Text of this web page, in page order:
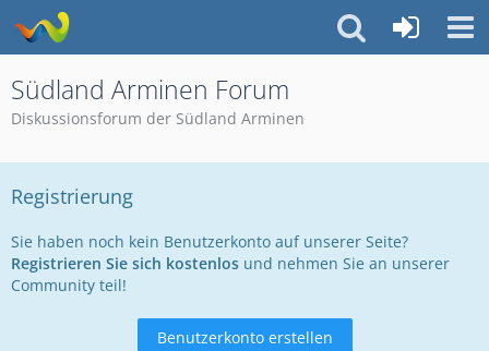
Südland Arminen Forum
Diskussionsforum der Südland Arminen
Registrierung
Sie haben noch kein Benutzerkonto auf unserer Seite?
Registrieren Sie sich kostenlos und nehmen Sie an unserer
Community teil!
Benutzerkonto erstellen